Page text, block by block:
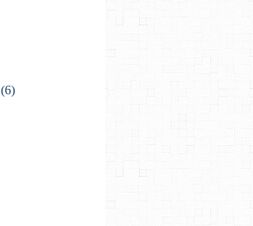
(6)